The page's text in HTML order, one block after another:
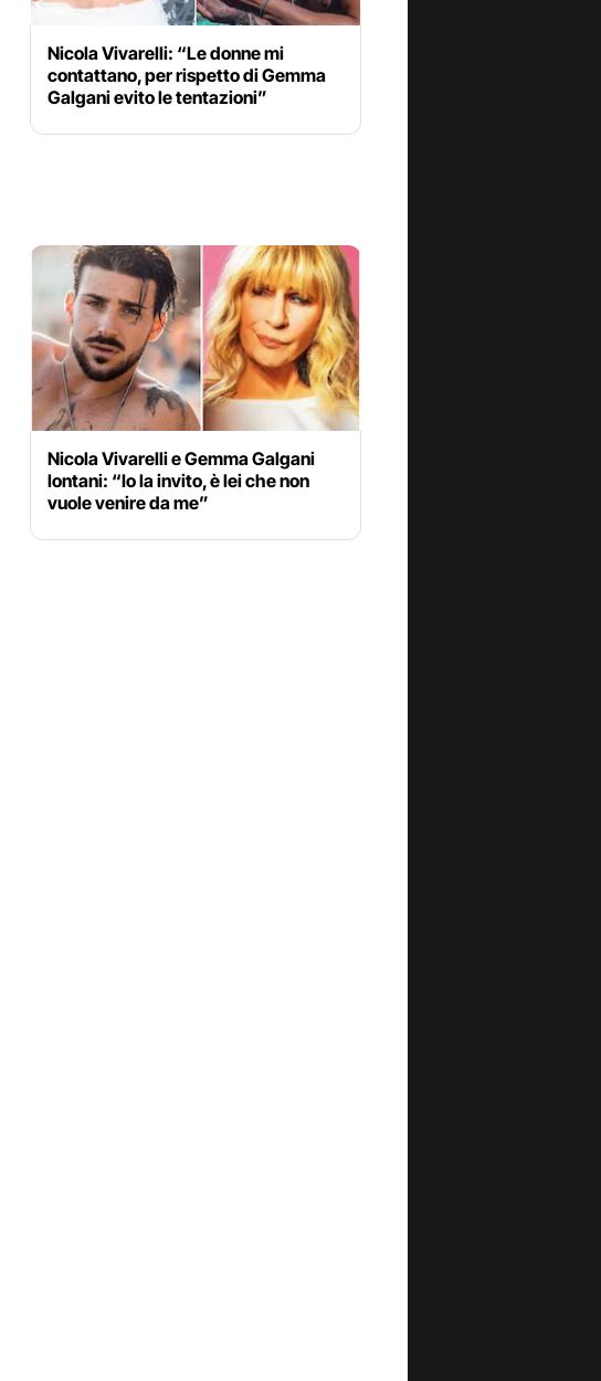
Nicola Vivarelli: “Le donne mi
contattano, per rispetto di Gemma
Galgani evito le tentazioni”
Nicola Vivarelli e Gemma Galgani
lontani: “Io la invito, è lei che non
vuole venire da me”